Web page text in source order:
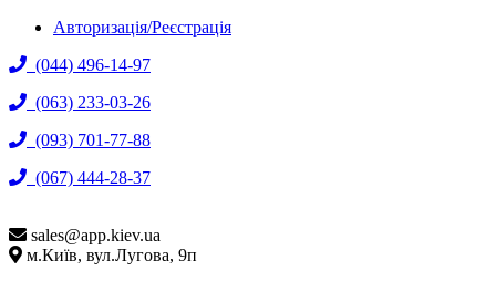
Авторизація/Реєстрація
(044) 496-14-97
(063) 233-03-26
(093) 701-77-88
(067) 444-28-37
sales@app.kiev.ua
м.Київ, вул.Лугова, 9п